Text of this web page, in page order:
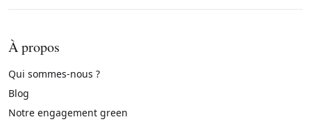
À propos
Qui sommes-nous ?
Blog
Notre engagement green